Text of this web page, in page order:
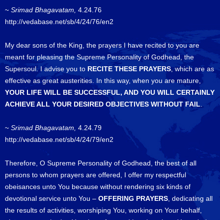
~ Srimad Bhagavatam, 4.24.76
http://vedabase.net/sb/4/24/76/en2
My dear sons of the King, the prayers I have recited to you are
meant for pleasing the Supreme Personality of Godhead, the
Supersoul. I advise you to RECITE THESE PRAYERS, which are as
effective as great austerities. In this way, when you are mature,
YOUR LIFE WILL BE SUCCESSFUL, AND YOU WILL CERTAINLY
ACHIEVE ALL YOUR DESIRED OBJECTIVES WITHOUT FAIL
~ Srimad Bhagavatam, 4.24.79
http://vedabase.net/sb/4/24/79/en2
Therefore, O Supreme Personality of Godhead, the best of all
persons to whom prayers are offered, I offer my respectful
obeisances unto You because without rendering six kinds of
devotional service unto You – OFFERING PRAYERS , dedicating all
the results of activities, worshiping You, working on Your behalf,